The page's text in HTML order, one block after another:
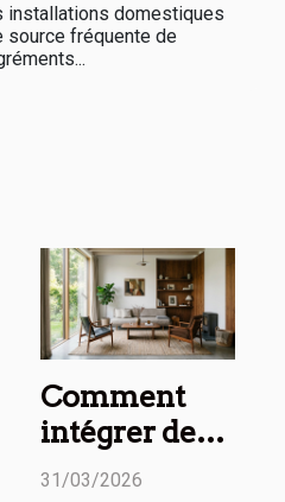
installations domestiques
source fréquente de
Comment
intégrer des
meubles
31/03/2026